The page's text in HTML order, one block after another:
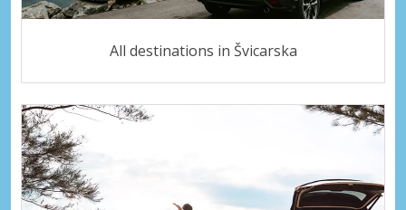
All destinations in Švicarska